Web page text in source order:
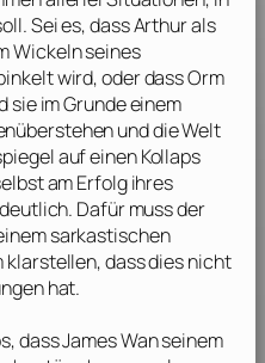
Sei es, dass Arthur als
Wickeln seines
wird, oder dass Orm
sie im Grunde einem
und die Welt
auf einen Kollaps
am Erfolg ihres
Dafür muss der
sarkastischen
klarstellen, dass dies nicht
hat.
dassJames Wanseinem